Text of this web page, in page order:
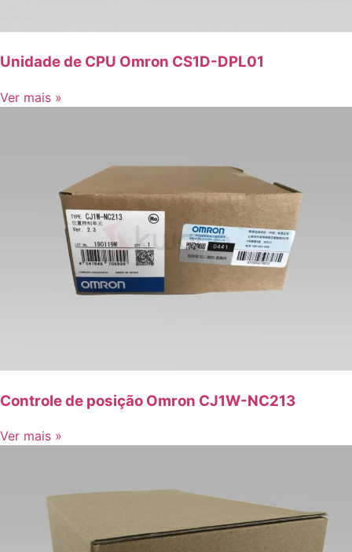
Unidade de CPU Omron CS1D-DPL01
Ver mais »
Controle de posição Omron CJ1W-NC213
Ver mais »